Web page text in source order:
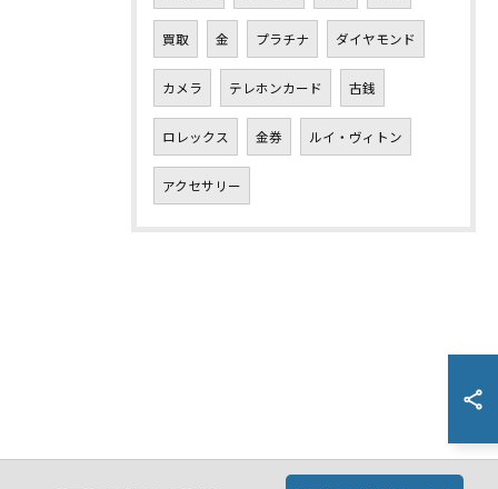
買取 金 プラチナ ダイヤモンド
カメラ テレホンカード 古銭
ロレックス 金券 ルイ・ヴィトン
アクセサリー